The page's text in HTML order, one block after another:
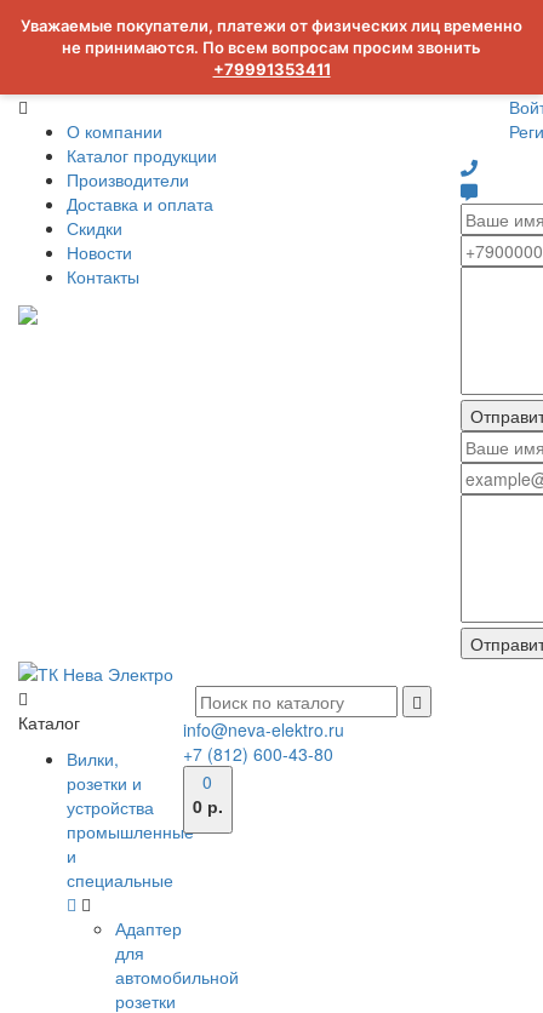
Уважаемые покупатели, платежи от физических лиц временно
не принимаются. По всем вопросам просим звонить
+79991353411
О компании
Каталог продукции
Производители
Доставка и оплата
Скидки
Новости
Контакты
Каталог
Вилки,
розетки и
устройства
промышленные
и
специальные
Адаптер
для
автомобильной
розетки
info@neva-elektro.ru
+7 (812) 600-43-80
0
0 р.